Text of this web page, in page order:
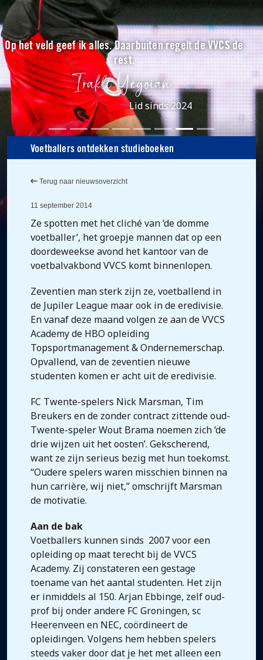
Op het veld geef ik alles. Daarbuiten regelt de VVCS de
rest.
Lid sinds 2024
Voetballers ontdekken studieboeken
Terug naar nieuwsoverzicht
11 september 2014
Ze spotten met het cliché van ‘de domme
voetballer’, het groepje mannen dat op een
doordeweekse avond het kantoor van de
voetbalvakbond VVCS komt binnenlopen.
Zeventien man sterk zijn ze, voetballend in
de Jupiler League maar ook in de eredivisie.
En vanaf deze maand volgen ze aan de VVCS
Academy de HBO opleiding
Topsportmanagement & Ondernemerschap.
Opvallend, van de zeventien nieuwe
studenten komen er acht uit de eredivisie.
FC Twente-spelers Nick Marsman, Tim
Breukers en de zonder contract zittende oud-
Twente-speler Wout Brama noemen zich ‘de
drie wijzen uit het oosten’. Gekscherend,
want ze zijn serieus bezig met hun toekomst.
“Oudere spelers waren misschien binnen na
hun carrière, wij niet,” omschrijft Marsman
de motivatie.
Aan de bak
Voetballers kunnen sinds 2007 voor een
opleiding op maat terecht bij de VVCS
Academy. Zij constateren een gestage
toename van het aantal studenten. Het zijn
er inmiddels al 150. Arjan Ebbinge, zelf oud-
prof bij onder andere FC Groningen, sc
Heerenveen en NEC, coördineert de
opleidingen. Volgens hem hebben spelers
steeds vaker door dat je het met alleen een